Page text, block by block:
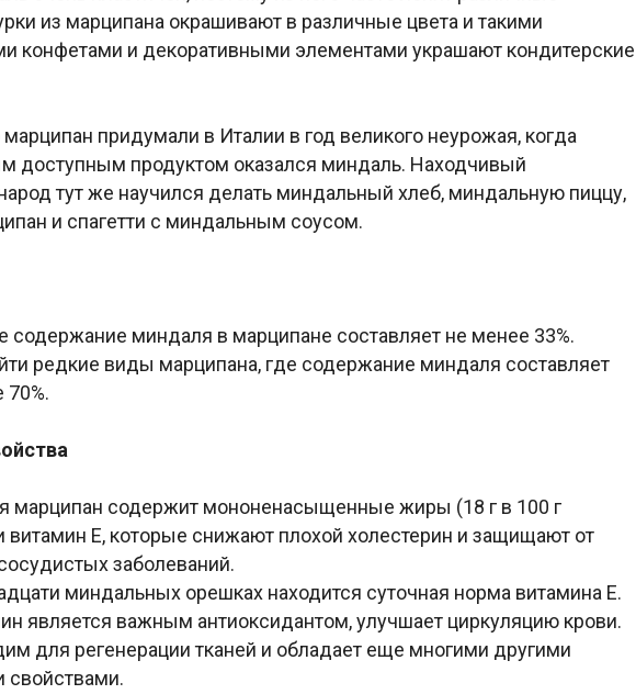
из марципана окрашивают в различные цвета и такими
конфетами и декоративными элементами украшают кондитерские
придумали в Италии в год великого неурожая, когда
доступным продуктом оказался миндаль. Находчивый
тут же научился делать миндальный хлеб, миндальную пиццу,
и спагетти с миндальным соусом.
содержание миндаля в марципане составляет не менее 33%.
редкие виды марципана, где содержание миндаля составляет
70%.
марципан содержит мононенасыщенные жиры (18 г в 100 г
витамин Е, которые снижают плохой холестерин и защищают от
заболеваний.
миндальных орешках находится суточная норма витамина Е.
является важным антиоксидантом, улучшает циркуляцию крови.
для регенерации тканей и обладает еще многими другими
свойствами.